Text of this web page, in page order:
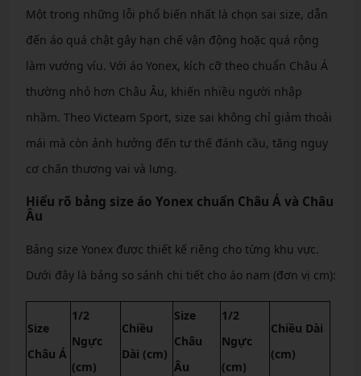
Một trong những lỗi phổ biến nhất là chọn sai size, dẫn
đến áo quá chật gây hạn chế vận động hoặc quá rộng
làm vướng víu. Với áo Yonex, kích cỡ theo chuẩn Châu Á
thường nhỏ hơn Châu Âu, khiến nhiều người nhập
nhầm. Theo Victeam Sport, size sai không chỉ giảm thoải
mái mà còn ảnh hưởng đến tư thế đánh cầu, tăng nguy
cơ chấn thương vai và lưng.
Hiểu rõ bảng size áo Yonex chuẩn Châu Á và Châu
Âu
Bảng size Yonex được thiết kế riêng cho từng khu vực.
Dưới đây là bảng so sánh chi tiết cho áo nam (đơn vị cm):
Size
Châu Á
1/2
Ngực
(cm)
Chiều
Dài (cm)
Size
Châu
Âu
1/2
Ngực
(cm)
Chiều Dài
(cm)